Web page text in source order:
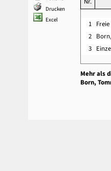
Drucken
Excel
1
2
3
Mehr als
Born,